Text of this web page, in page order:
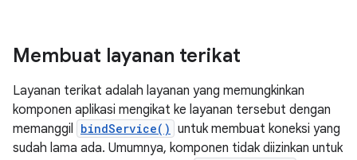
Membuat layanan terikat
Layanan terikat adalah layanan yang memungkinkan
komponen aplikasi mengikat ke layanan tersebut dengan
memanggil bindService() untuk membuat koneksi yang
sudah lama ada. Umumnya, komponen tidak diizinkan untuk